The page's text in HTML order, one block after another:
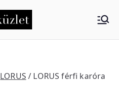
Tempus
küzlet
LORUS / LORUS férfi karóra